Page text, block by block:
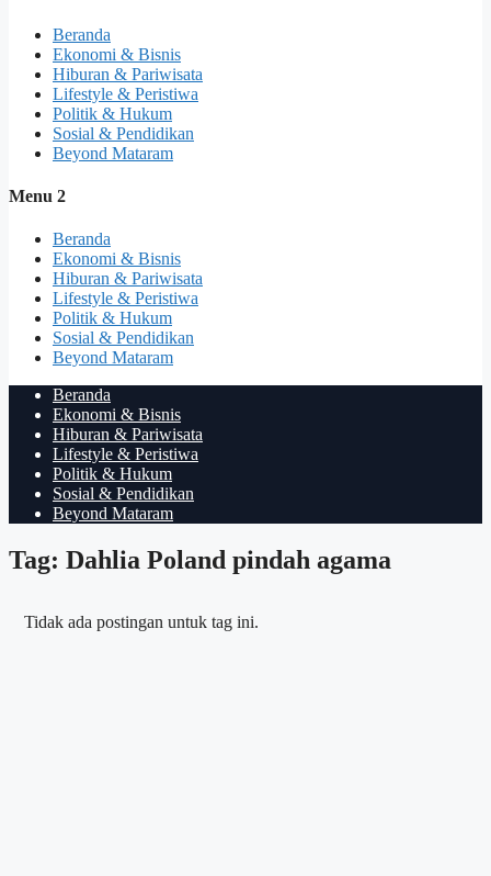
Beranda
Ekonomi & Bisnis
Hiburan & Pariwisata
Lifestyle & Peristiwa
Politik & Hukum
Sosial & Pendidikan
Beyond Mataram
Menu 2
Beranda
Ekonomi & Bisnis
Hiburan & Pariwisata
Lifestyle & Peristiwa
Politik & Hukum
Sosial & Pendidikan
Beyond Mataram
Beranda
Ekonomi & Bisnis
Hiburan & Pariwisata
Lifestyle & Peristiwa
Politik & Hukum
Sosial & Pendidikan
Beyond Mataram
Tag: Dahlia Poland pindah agama
Tidak ada postingan untuk tag ini.